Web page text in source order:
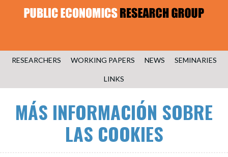
RESEARCHERS WORKING PAPERS NEWS SEMINARIES
LINKS
MÁS INFORMACIÓN SOBRE
LAS COOKIES